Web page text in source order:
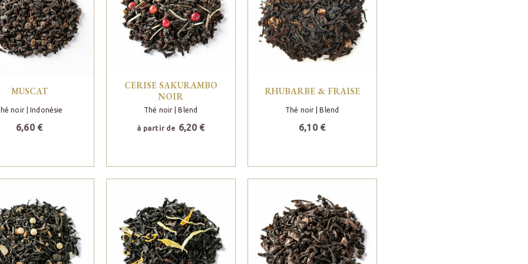
MUSCAT
noir| Indonésie
6,60 €
CERISE SAKURAMBO
NOIR
Thé noir | Blend
à partir de 6,20 €
RHUBARBE & FRAISE
Thé noir | Blend
6,10 €